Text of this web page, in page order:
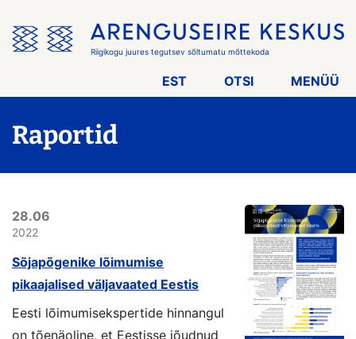
menüü
vahele
Riigikogu juures tegutsev sõltumatu mõttekoda
EST OTSI MENÜÜ
Raportid
28.06
2022
Sõjapõgenike lõimumise
pikaajalised väljavaated Eestis
Eesti lõimumisekspertide hinnangul
on tõenäoline, et Eestisse jõudnud